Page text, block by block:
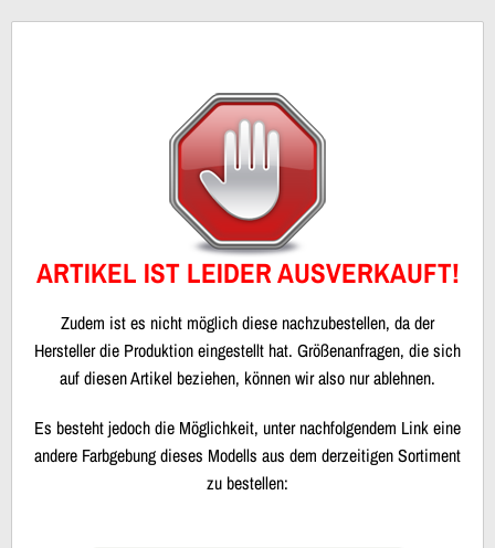
ARTIKEL IST LEIDER AUSVERKAUFT!
Zudem ist es nicht möglich diese nachzubestellen, da der
Hersteller die Produktion eingestellt hat. Größenanfragen, die sich
auf diesen Artikel beziehen, können wir also nur ablehnen.
Es besteht jedoch die Möglichkeit, unter nachfolgendem Link eine
andere Farbgebung dieses Modells aus dem derzeitigen Sortiment
zu bestellen: